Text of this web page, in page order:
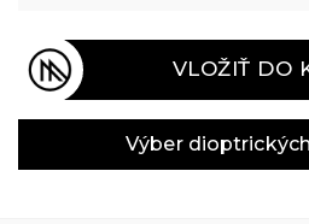
VLOŽIŤ DO
Výber